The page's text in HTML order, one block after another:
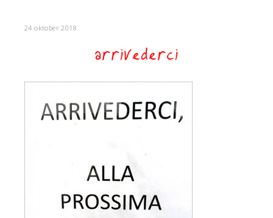
24 oktober 2018
arrivederci